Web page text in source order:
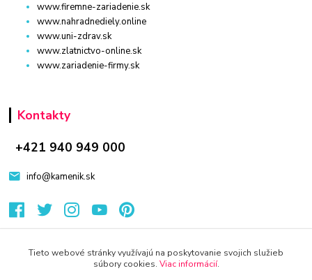
www.firemne-zariadenie.sk
www.nahradnediely.online
www.uni-zdrav.sk
www.zlatnictvo-online.sk
www.zariadenie-firmy.sk
Kontakty
+421 940 949 000
info@kamenik.sk
Tieto webové stránky využívajú na poskytovanie svojich služieb
súbory cookies. Viac informácií.